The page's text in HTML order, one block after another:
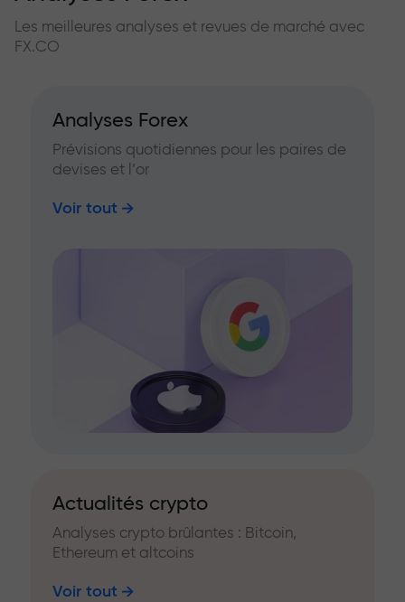
Les meilleures analyses et revues de marché avec
FX.CO
Analyses Forex
Prévisions quotidiennes pour les paires de
devises et l’or
Voir tout
Actualités crypto
Analyses crypto brûlantes : Bitcoin,
Ethereum et altcoins
Voir tout